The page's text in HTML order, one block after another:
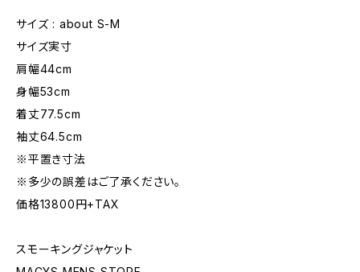
サイズ : about S-M
サイズ実寸
肩幅44cm
身幅53cm
着丈77.5cm
袖丈64.5cm
※平置き寸法
※多少の誤差はご了承ください。
価格13800円+TAX
スモーキングジャケット